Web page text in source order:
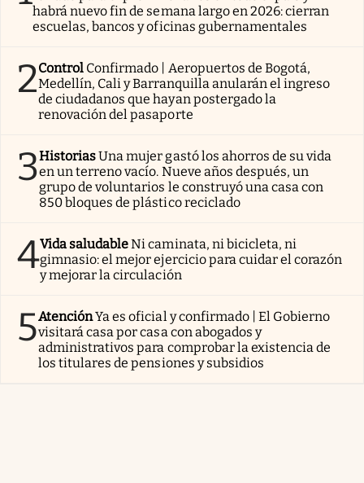
habrá nuevo fin de semana largo en 2026: cierran
escuelas, bancos y oficinas gubernamentales
2Control Confirmado | Aeropuertos de Bogotá,
Medellín, Cali y Barranquilla anularán el ingreso
de ciudadanos que hayan postergado la
renovación del pasaporte
3HistoriasUna mujer gastó los ahorros de su vida
en un terreno vacío. Nueve años después, un
grupo de voluntarios le construyó una casa con
850 bloques de plástico reciclado
4Vida saludableNi caminata, ni bicicleta, ni
gimnasio: el mejor ejercicio para cuidar el corazón
y mejorar la circulación
5AtenciónYa es oficial y confirmado | El Gobierno
visitará casa por casa con abogados y
administrativos para comprobar la existencia de
los titulares de pensiones y subsidios